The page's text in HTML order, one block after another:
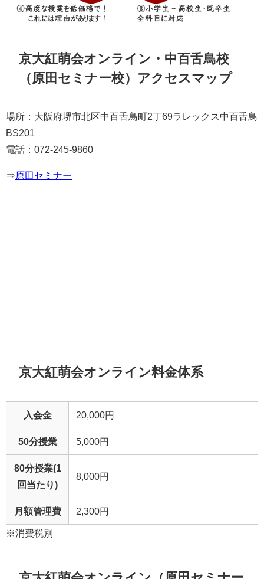
京大紅萌会オンライン・中百舌鳥校
（原田セミナー校）アクセスマップ
場所：大阪府堺市北区中百舌鳥町2丁69ラレックス中百舌鳥
BS201
電話：072-245-9860
⇒原田セミナー
京大紅萌会オンライン料金体系
入会金 20,000円
50分授業 5,000円
80分授業(1
回当たり)
8,000円
月額管理費 2,300円
※消費税別